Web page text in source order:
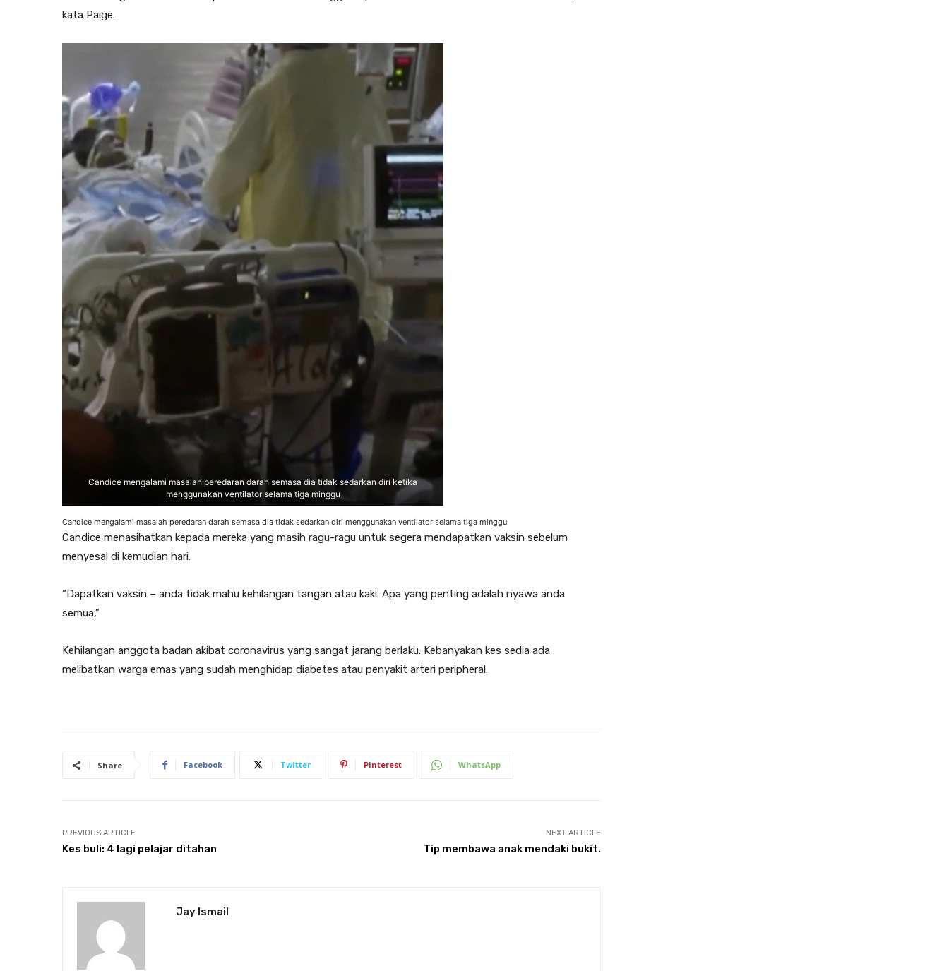
kata Paige.
Candice mengalami masalah peredaran darah semasa dia tidak sedarkan diri ketika
menggunakan ventilator selama tiga minggu
Candice mengalami masalah peredaran darah semasa dia tidak sedarkan diri menggunakan ventilator selama tiga minggu
Candice menasihatkan kepada mereka yang masih ragu-ragu untuk segera mendapatkan vaksin sebelum
menyesal di kemudian hari.
“Dapatkan vaksin – anda tidak mahu kehilangan tangan atau kaki. Apa yang penting adalah nyawa anda
semua,”
Kehilangan anggota badan akibat coronavirus yang sangat jarang berlaku. Kebanyakan kes sedia ada
melibatkan warga emas yang sudah menghidap diabetes atau penyakit arteri peripheral.
Share Facebook Twitter Pinterest WhatsApp
PREVIOUS ARTICLE
Kes buli: 4 lagi pelajar ditahan
NEXT ARTICLE
Tip membawa anak mendaki bukit.
Jay Ismail